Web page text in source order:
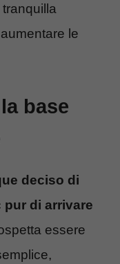
le
base
deciso di
pur di arrivare
essere